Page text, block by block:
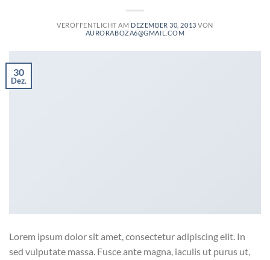
VERÖFFENTLICHT AM DEZEMBER 30, 2013 VON
AURORABOZA6@GMAIL.COM
30
Dez.
Lorem ipsum dolor sit amet, consectetur adipiscing elit. In
sed vulputate massa. Fusce ante magna, iaculis ut purus ut,